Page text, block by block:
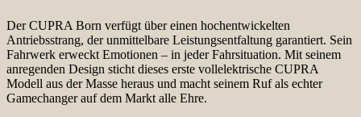
Der CUPRA Born verfügt über einen hochentwickelten
Antriebsstrang, der unmittelbare Leistungsentfaltung garantiert. Sein
Fahrwerk erweckt Emotionen – in jeder Fahrsituation. Mit seinem
anregenden Design sticht dieses erste vollelektrische CUPRA
Modell aus der Masse heraus und macht seinem Ruf als echter
Gamechanger auf dem Markt alle Ehre.